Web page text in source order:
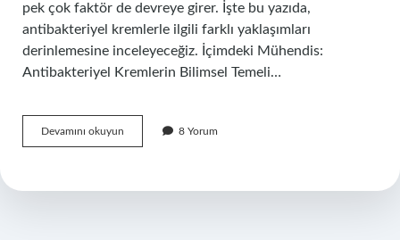
pek çok faktör de devreye girer. İşte bu yazıda,
antibakteriyel kremlerle ilgili farklı yaklaşımları
derinlemesine inceleyeceğiz. İçimdeki Mühendis:
Antibakteriyel Kremlerin Bilimsel Temeli…
Devamını okuyun Antibakteriyel
kremler
8 Yorum